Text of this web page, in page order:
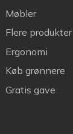
Møbler
Flere produkter
Ergonomi
Køb grønnere
Gratis gave